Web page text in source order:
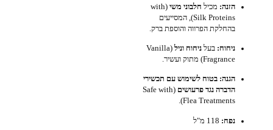
הזנה: מכיל חלבוני משי (with
Silk Proteins), המסייעים
בהחלקת הפרווה והוספת ברק.
ניחוח: בעלניחוח וניל (Vanilla
Fragrance) מתוק ועשיר.
הגנה: בטוח לשימוש עם תכשירי
הדברה נגד פרעושים (Safe with
Flea Treatments).
נפח: